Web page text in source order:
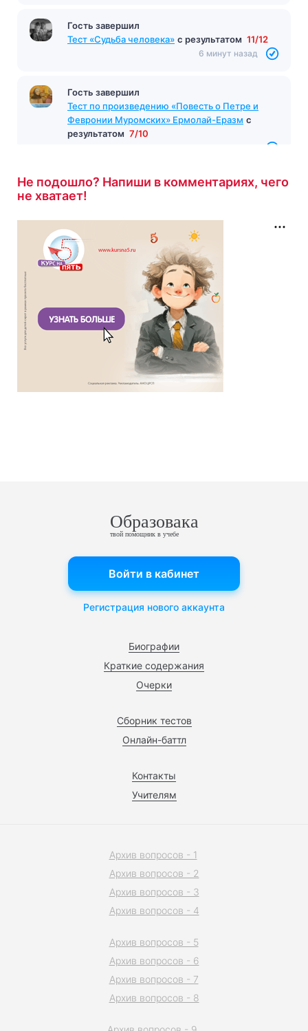
Гость завершил
Тест «Судьба человека» с результатом 11/12
6 минут назад
Гость завершил
Тест по произведению «Повесть о Петре и
Февронии Муромских» Ермолай-Еразм с
результатом 7/10
Не подошло? Напиши в комментариях, чего
не хватает!
Образовака
твой помощник в учебе
Биографии
Краткие содержания
Очерки
Сборник тестов
Онлайн-баттл
Контакты
Учителям
Войти в кабинет
Регистрация нового аккаунта
Архив вопросов - 1
Архив вопросов - 2
Архив вопросов - 3
Архив вопросов - 4
Архив вопросов - 5
Архив вопросов - 6
Архив вопросов - 7
Архив вопросов - 8